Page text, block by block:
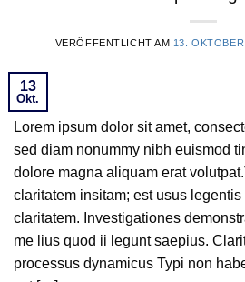
VERÖFFENTLICHT AM 13.
13
Okt.
Lorem ipsum dolor sit amet,
sed diam nonummy nibh euismod
dolore magna aliquam erat
claritatem insitam; est usus
claritatem. Investigationes
me lius quod ii legunt saepius.
processus dynamicus Typi non